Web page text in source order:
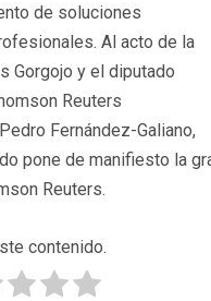
de soluciones
Al acto de la
Gorgojo y el diputado
Reuters
Fernández-Galiano,
pone de manifiesto la
Reuters.
contenido.